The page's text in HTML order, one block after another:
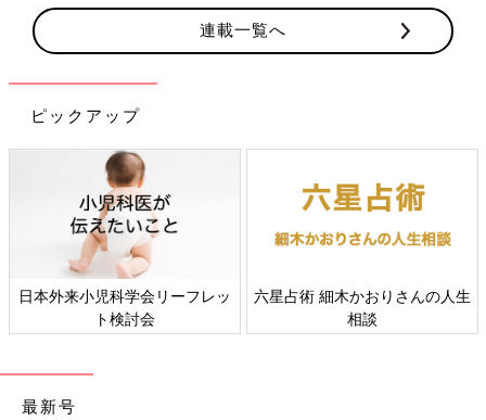
※写真は、ベビーふとん 7点セット スタークラウド
基本の寝具の7点セット。防水シーツとキルトパッドが一つにな
用）など、どれも手入れしやすい。
[口コミ]
●軽くてコンパクトに収納できて、置き場所をとらない。
（青森県／生後1年ベビーのパパ）
●敷布団が適度なかたさで安心。価格も手ごろ。（埼玉県
／生後3カ月ベビーのパパ）
連載一覧へ
ピックアップ
日本外来小児科学会リーフレッ
ト検討会
六星占術 細木かおりさんの人生
相談
最新号